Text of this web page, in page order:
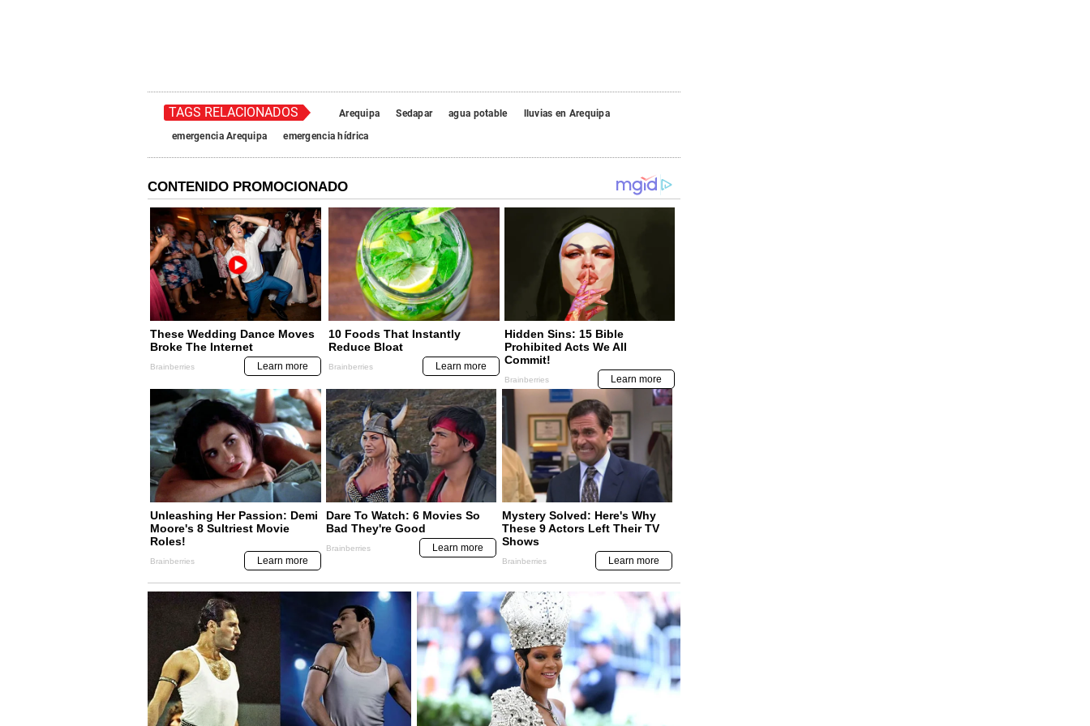
TAGS RELACIONADOS Arequipa Sedapar agua potable
lluvias en Arequipa
emergencia Arequipa
emergencia hídrica